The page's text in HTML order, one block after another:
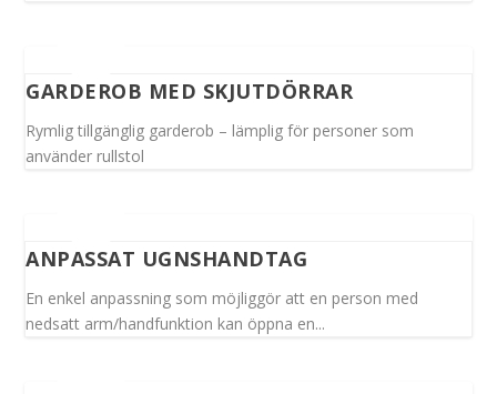
GARDEROB MED SKJUTDÖRRAR
Rymlig tillgänglig garderob – lämplig för personer som
använder rullstol
ANPASSAT UGNSHANDTAG
En enkel anpassning som möjliggör att en person med
nedsatt arm/handfunktion kan öppna en...